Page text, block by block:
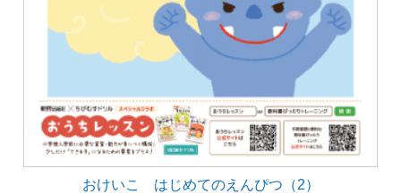
おけいこ はじめてのえんぴつ（2）